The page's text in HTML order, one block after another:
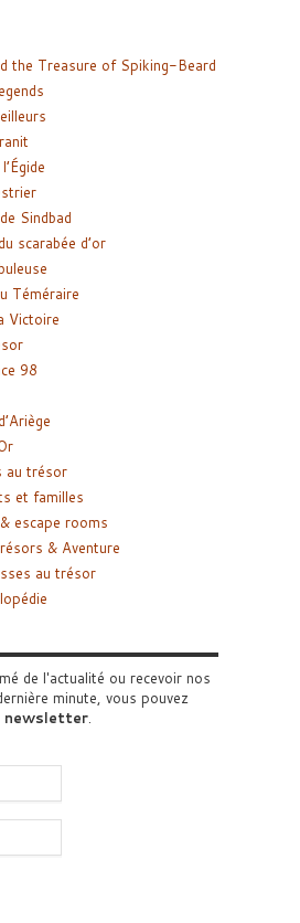
the Treasure of Spiking-Beard
Sindbad
scarabée d’or
Téméraire
Victoire
98
au trésor
et familles
escape rooms
& Aventure
au trésor
de l'actualité ou recevoir nos
minute, vous pouvez
newsletter.